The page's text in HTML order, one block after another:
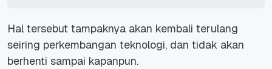
Hal tersebut tampaknya akan kembali terulang
seiring perkembangan teknologi, dan tidak akan
berhenti sampai kapanpun.